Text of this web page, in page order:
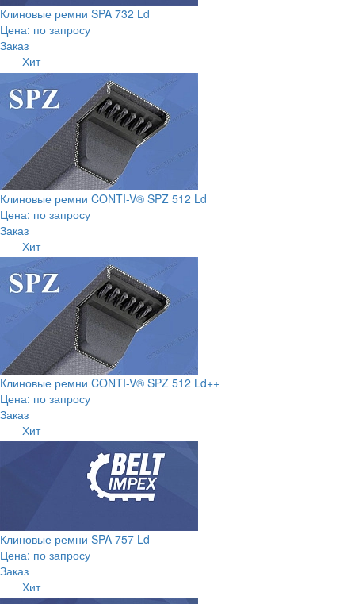
Клиновые ремни SPA 732 Ld
Цена: по запросу
Заказ
Хит
Клиновые ремни CONTI-V® SPZ 512 Ld
Цена: по запросу
Заказ
Хит
Клиновые ремни CONTI-V® SPZ 512 Ld++
Цена: по запросу
Заказ
Хит
Клиновые ремни SPA 757 Ld
Цена: по запросу
Заказ
Хит